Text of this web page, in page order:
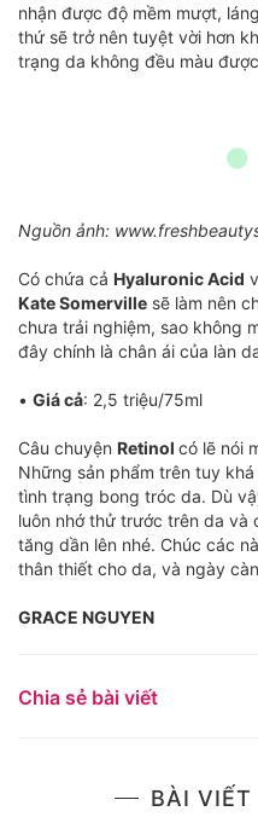
nhận được độ mềm mượt,
thứ sẽ trở nên tuyệt vời hơn
trạng da không đều màu
Nguồn ảnh:
Có chứa cả Hyaluronic Acid
Kate Somerville sẽ làm nên
chưa trải nghiệm, sao không
đây chính là chân ái của làn
• Giá cả: 2,5 triệu/75ml
Câu chuyện Retinol có lẽ nói
Những sản phẩm trên tuy
tình trạng bong tróc da. Dù
luôn nhớ thử trước trên da và
tăng dần lên nhé. Chúc các
thân thiết cho da, và ngày
GRACE NGUYEN
Chia sẻ bài viết
BÀI